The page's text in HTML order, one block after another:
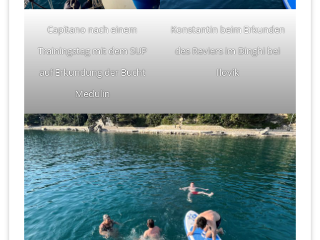
Capitano nach einem
Trainingstag mit dem SUP
auf Erkundung der Bucht
Medulin
Konstantin beim Erkunden
des Reviers im Dinghi bei
Ilovik